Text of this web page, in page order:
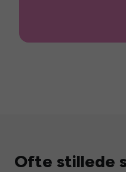
Ofte stillede